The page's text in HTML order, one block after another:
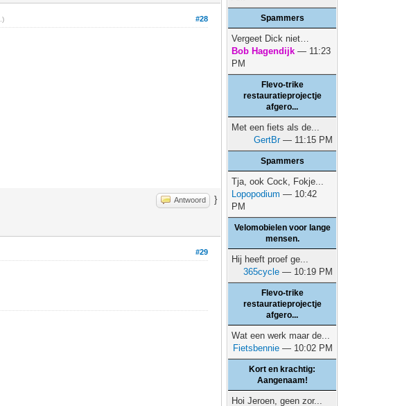
#28
.)
Antwoord }
#29
Spammers
Vergeet Dick niet…
Bob Hagendijk — 11:23
PM
Flevo-trike
restauratieprojectje
afgero...
Met een fiets als de...
GertBr— 11:15 PM
Spammers
Tja, ook Cock, Fokje...
Lopopodium — 10:42
PM
Velomobielen voor lange
mensen.
Hij heeft proef ge...
365cycle — 10:19 PM
Flevo-trike
restauratieprojectje
afgero...
Wat een werk maar de...
Fietsbennie — 10:02 PM
Kort en krachtig:
Aangenaam!
Hoi Jeroen, geen zor...